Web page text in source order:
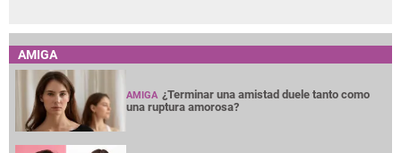
AMIGA
AMIGA ¿Terminar una amistad duele tanto como
una ruptura amorosa?